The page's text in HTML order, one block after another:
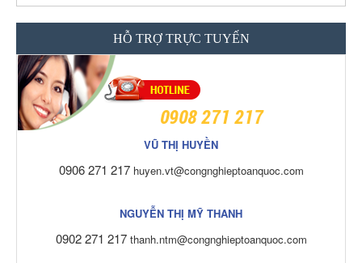
HỖ TRỢ TRỰC TUYẾN
0908 271 217
VŨ THỊ HUYỀN
0906 271 217 huyen.vt@congnghieptoanquoc.com
NGUYỄN THỊ MỸ THANH
0902 271 217 thanh.ntm@congnghieptoanquoc.com